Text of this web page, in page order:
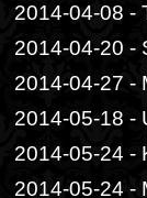
2014-04-08 -
2014-04-20 -
2014-04-27 -
2014-05-18 -
2014-05-24 -
2014-05-24 -